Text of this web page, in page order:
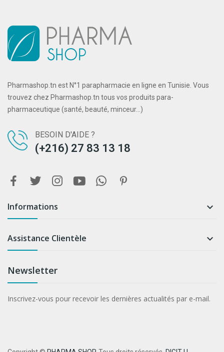
Pharmashop.tn est N°1 parapharmacie en ligne en Tunisie. Vous
trouvez chez Pharmashop.tn tous vos produits para-
pharmaceutique (santé, beauté, minceur...)
BESOIN D'AIDE ?
(+216) 27 83 13 18
Informations 
Assistance Clientèle 
Newsletter
Inscrivez-vous pour recevoir les dernières actualités par e-mail.